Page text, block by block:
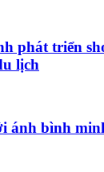
phát triển
lịch
ánh bình